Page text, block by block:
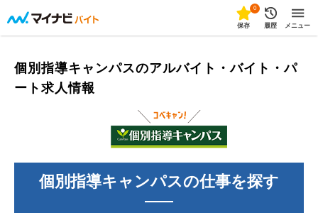
0
保存 履歴 メニュー
個別指導キャンパスのアルバイト・バイト・パ
ート求人情報
個別指導キャンパスの仕事を探す